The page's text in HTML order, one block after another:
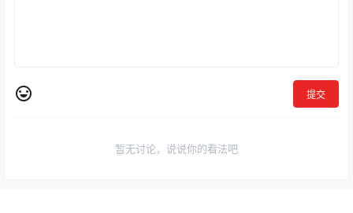
提交
暂无讨论，说说你的看法吧